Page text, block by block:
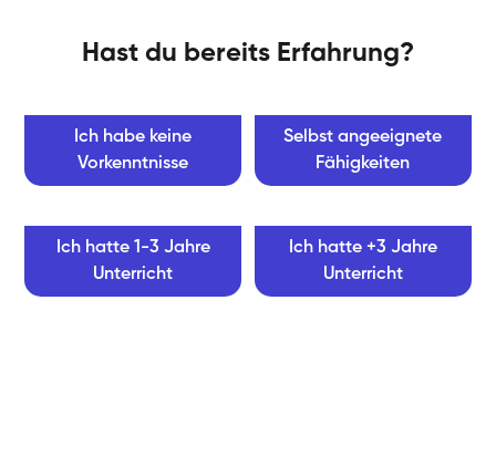
Hast du bereits Erfahrung?
Ich habe keine
Vorkenntnisse
Selbst angeeignete
Fähigkeiten
Ich hatte 1-3 Jahre
Unterricht
Ich hatte +3 Jahre
Unterricht